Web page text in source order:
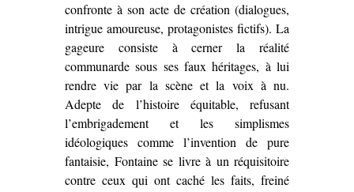
confronte à son acte de création (dialogues,
intrigue amoureuse, protagonistes fictifs). La
gageure consiste à cerner la réalité
communarde sous ses faux héritages, à lui
rendre vie par la scène et la voix à nu.
Adepte de l’histoire équitable, refusant
l’embrigadement et les simplismes
idéologiques comme l’invention de pure
fantaisie, Fontaine se livre à un réquisitoire
contre ceux qui ont caché les faits, freiné